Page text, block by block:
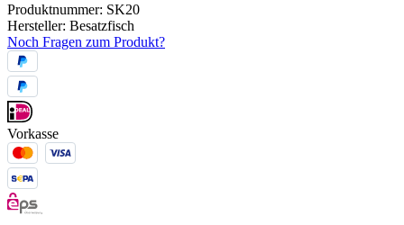
Produktnummer: SK20
Hersteller: Besatzfisch
Noch Fragen zum Produkt?
Vorkasse